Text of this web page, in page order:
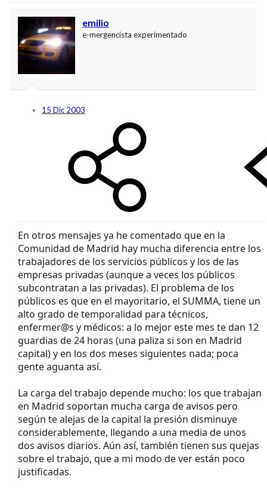
emilio
e-mergencista experimentado
15 Dic 2003
En otros mensajes ya he comentado que en la
Comunidad de Madrid hay mucha diferencia entre los
trabajadores de los servicios públicos y los de las
empresas privadas (aunque a veces los públicos
subcontratan a las privadas). El problema de los
públicos es que en el mayoritario, el SUMMA, tiene un
alto grado de temporalidad para técnicos,
enfermer@s y médicos: a lo mejor este mes te dan 12
guardias de 24 horas (una paliza si son en Madrid
capital) y en los dos meses siguientes nada; poca
gente aguanta así.
La carga del trabajo depende mucho: los que trabajan
en Madrid soportan mucha carga de avisos pero
según te alejas de la capital la presión disminuye
considerablemente, llegando a una media de unos
dos avisos diarios. Aún así, también tienen sus quejas
sobre el trabajo, que a mi modo de ver están poco
justificadas.